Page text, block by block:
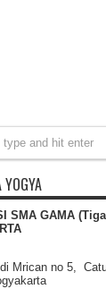
SMA GAMA
Mrican no 5,